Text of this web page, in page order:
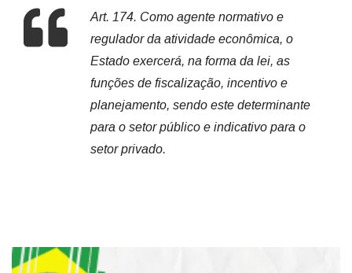
Art. 174. Como agente normativo e
regulador da atividade econômica, o
Estado exercerá, na forma da lei, as
funções de fiscalização, incentivo e
planejamento, sendo este determinante
para o setor público e indicativo para o
setor privado.